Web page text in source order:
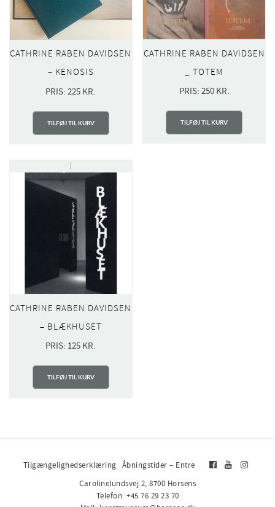
CATHRINE RABEN DAVIDSEN
– KENOSIS
PRIS:225 KR.
TILFØJ TIL KURV
CATHRINE RABEN DAVIDSEN
_ TOTEM
PRIS: 250 KR.
TILFØJ TIL KURV
CATHRINE RABEN DAVIDSEN
– BLÆKHUSET
PRIS: 125 KR.
TILFØJ TIL KURV
Tilgængelighedserklæring Åbningstider – Entre
Carolinelundsvej 2, 8700 Horsens
Telefon: +45 76 29 23 70